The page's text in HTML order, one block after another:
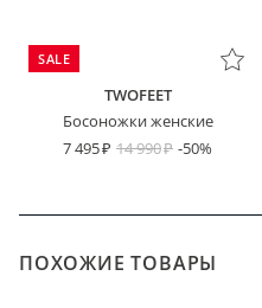
SALE
TWOFEET
Босоножки женские
7 495
14 990 -50%
ПОХОЖИЕ ТОВАРЫ